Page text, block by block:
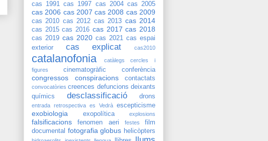
cas 1991 cas 1997 cas 2004 cas 2005
cas 2006 cas 2007 cas 2008 cas 2009
cas 2010 cas 2012 cas 2013 cas 2014
cas 2015 cas 2016 cas 2017 cas 2018
cas 2019 cas 2020 cas 2021 cas espai
exterior
cas explicat cas2010
catalanofonia catàlegs
cercles i
figures
cinematogràfic conferència
congressos conspiracions contactats
convocatòries creences defuncions deixants
químics
desclassificació drons
entrada retrospectiva es Vedrà escepticisme
exobiologia exopolítica explosions
falsificacions fenomen aeri festes
film
documental fotografia globus helicòpters